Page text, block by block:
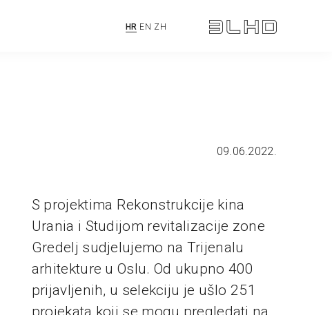
HR EN ZH
09.06.2022.
S projektima Rekonstrukcije kina
Urania i Studijom revitalizacije zone
Gredelj sudjelujemo na Trijenalu
arhitekture u Oslu. Od ukupno 400
prijavljenih, u selekciju je ušlo 251